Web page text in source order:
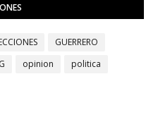
GUERRERO
opinion
politica